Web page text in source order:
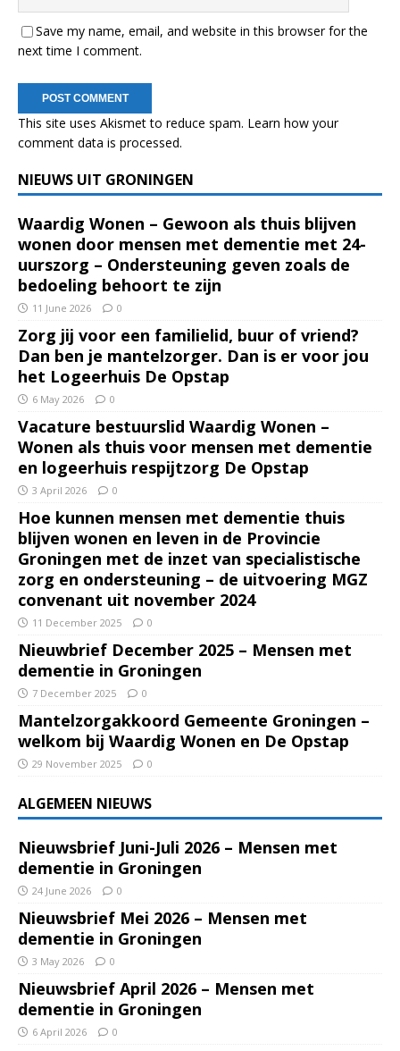
Save my name, email, and website in this browser for the
next time I comment.
This site uses Akismet to reduce spam. Learn how your
comment data is processed.
NIEUWS UIT GRONINGEN
Waardig Wonen – Gewoon als thuis blijven
wonen door mensen met dementie met 24-
uurszorg – Ondersteuning geven zoals de
bedoeling behoort te zijn
11 June 2026 0
Zorg jij voor een familielid, buur of vriend?
Dan ben je mantelzorger. Dan is er voor jou
het Logeerhuis De Opstap
6 May 2026 0
Vacature bestuurslid Waardig Wonen –
Wonen als thuis voor mensen met dementie
en logeerhuis respijtzorg De Opstap
3 April 2026 0
Hoe kunnen mensen met dementie thuis
blijven wonen en leven in de Provincie
Groningen met de inzet van specialistische
zorg en ondersteuning – de uitvoering MGZ
convenant uit november 2024
11 December 2025 0
Nieuwbrief December 2025 – Mensen met
dementie in Groningen
7 December 2025 0
Mantelzorgakkoord Gemeente Groningen –
welkom bij Waardig Wonen en De Opstap
29 November 2025 0
ALGEMEEN NIEUWS
Nieuwsbrief Juni-Juli 2026 – Mensen met
dementie in Groningen
24 June 2026 0
Nieuwsbrief Mei 2026 – Mensen met
dementie in Groningen
3 May 2026 0
Nieuwsbrief April 2026 – Mensen met
dementie in Groningen
6 April 2026 0